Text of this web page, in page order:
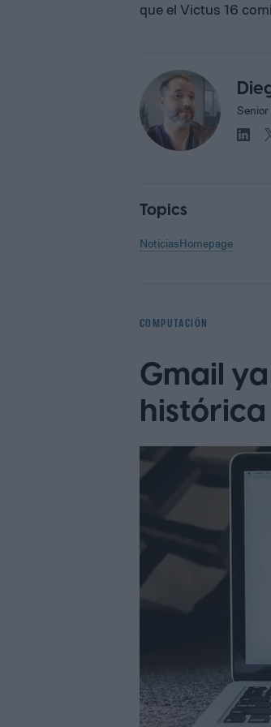
que el Victus 16
Topics
NoticiasHomepage
COMPUTACIÓN
Gmail